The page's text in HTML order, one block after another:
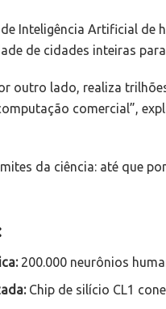
Inteligência Artificial de
de cidades inteiras
outro lado, realiza
comercial”,
da ciência: até que
200.000 neurônios
Chip de silício CL1